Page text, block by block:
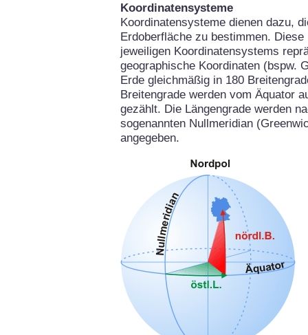
Koordinatensysteme
Koordinatensysteme dienen dazu,
Erdoberfläche zu bestimmen.
jeweiligen Koordinatensystems
geographische Koordinaten (bspw.
Erde gleichmäßig in 180
Breitengrade werden vom Äquator
gezählt. Die Längengrade werden
sogenannten Nullmeridian
angegeben.